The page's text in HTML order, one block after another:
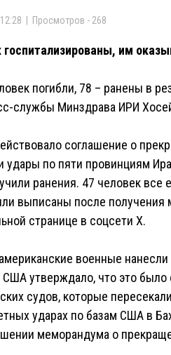
| Просмотров - 268
госпитализированы, им
погибли, 78 – ранены в
службы Минздрава ИРИ
соглашение о
удары по пяти провинциям
ранения. 47 человек все
выписаны после
странице в соцсети Х.
военные
утверждало, что это было
судов, которые
ударах по базам США в
меморандума о